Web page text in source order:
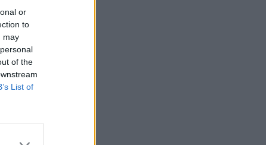
or
to
may
of the
List of